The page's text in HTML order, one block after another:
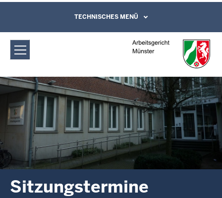
Arbeitsgericht Münster:
Sitzungstermine
Direkt zum Inhalt
Leichte Sprache, Gebärdensprachenvideo
und Kontaktformular
TECHNISCHES MENÜ
Sitzungstermine